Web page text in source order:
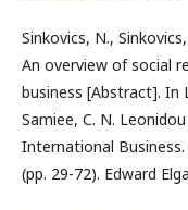
Sinkovics, N.,
An overview of social
business [Abstract]. In
Samiee, C. N.
International
(pp. 29-72). Edward